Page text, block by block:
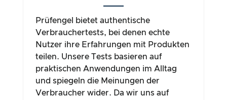
Prüfengel bietet authentische
Verbrauchertests, bei denen echte
Nutzer ihre Erfahrungen mit Produkten
teilen. Unsere Tests basieren auf
praktischen Anwendungen im Alltag
und spiegeln die Meinungen der
Verbraucher wider. Da wir uns auf